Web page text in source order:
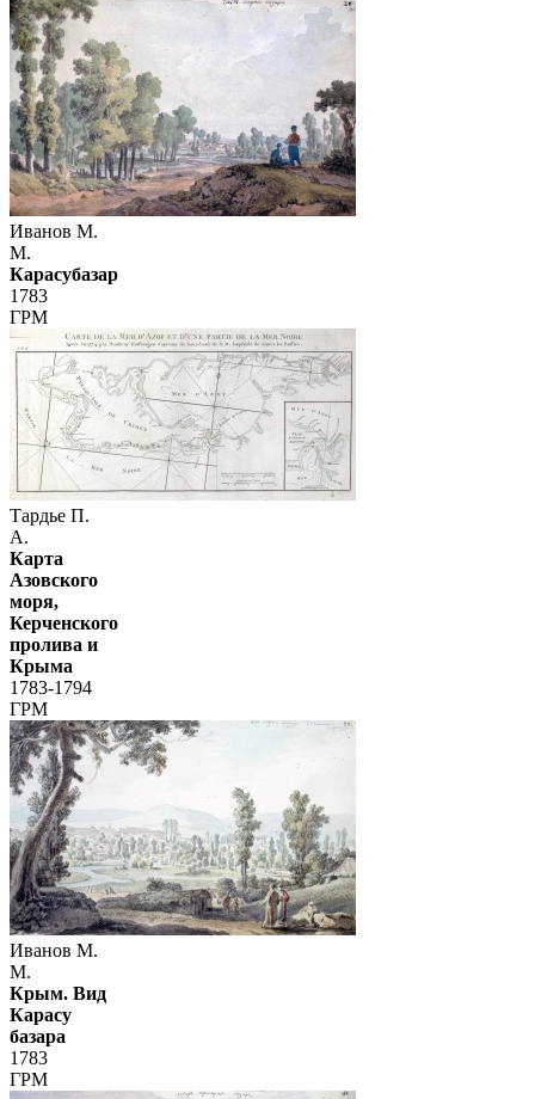
Иванов М.
М.
Карасубазар
1783
ГРМ
Тардье П.
А.
Карта
Азовского
моря,
Керченского
пролива и
Крыма
1783-1794
ГРМ
Иванов М.
М.
Крым. Вид
Карасу
базара
1783
ГРМ